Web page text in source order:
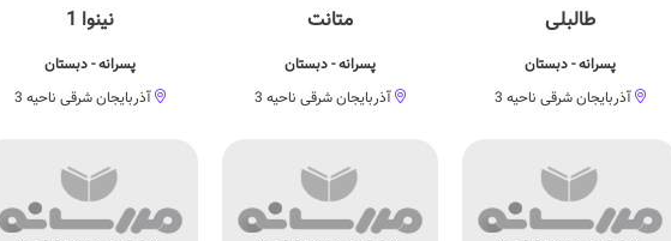
طالبلی
پسرانه - دبستان
آذربایجان شرقی ناحیه 3
متانت
پسرانه - دبستان
آذربایجان شرقی ناحیه 3
نينوا 1
پسرانه - دبستان
آذربایجان شرقی ناحیه 3